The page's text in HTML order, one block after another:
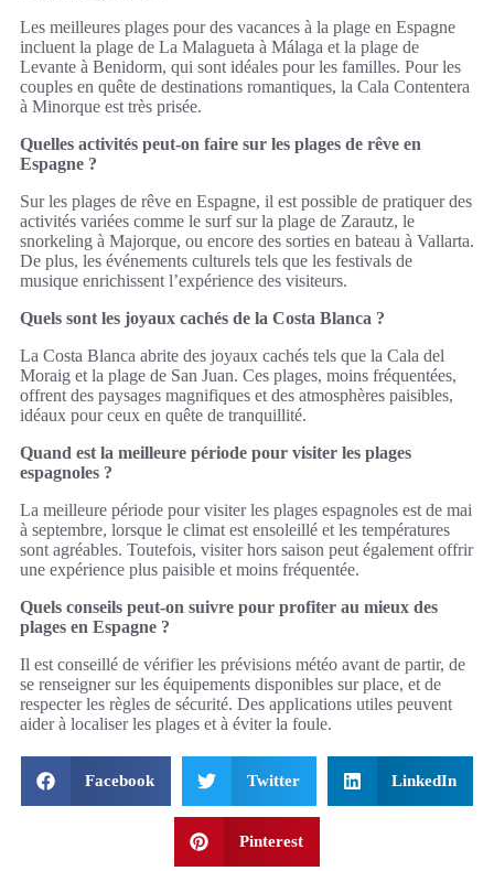
Les meilleures plages pour des vacances à la plage en Espagne
incluent la plage de La Malagueta à Málaga et la plage de
Levante à Benidorm, qui sont idéales pour les familles. Pour les
couples en quête de destinations romantiques, la Cala Contentera
à Minorque est très prisée.
Quelles activités peut-on faire sur les plages de rêve en
Espagne ?
Sur les plages de rêve en Espagne, il est possible de pratiquer des
activités variées comme le surf sur la plage de Zarautz, le
snorkeling à Majorque, ou encore des sorties en bateau à Vallarta.
De plus, les événements culturels tels que les festivals de
musique enrichissent l’expérience des visiteurs.
Quels sont les joyaux cachés de la Costa Blanca ?
La Costa Blanca abrite des joyaux cachés tels que la Cala del
Moraig et la plage de San Juan. Ces plages, moins fréquentées,
offrent des paysages magnifiques et des atmosphères paisibles,
idéaux pour ceux en quête de tranquillité.
Quand est la meilleure période pour visiter les plages
espagnoles ?
La meilleure période pour visiter les plages espagnoles est de mai
à septembre, lorsque le climat est ensoleillé et les températures
sont agréables. Toutefois, visiter hors saison peut également offrir
une expérience plus paisible et moins fréquentée.
Quels conseils peut-on suivre pour profiter au mieux des
plages en Espagne ?
Il est conseillé de vérifier les prévisions météo avant de partir, de
se renseigner sur les équipements disponibles sur place, et de
respecter les règles de sécurité. Des applications utiles peuvent
aider à localiser les plages et à éviter la foule.
Facebook Twitter LinkedIn
Pinterest